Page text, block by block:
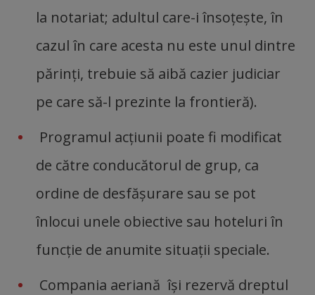
la notariat; adultul care-i însoţeşte, în
cazul în care acesta nu este unul dintre
părinţi, trebuie să aibă cazier judiciar
pe care să-l prezinte la frontieră).
Programul acţiunii poate fi modificat
de către conducătorul de grup, ca
ordine de desfăşurare sau se pot
înlocui unele obiective sau hoteluri în
funcţie de anumite situaţii speciale.
Compania aeriană îşi rezervă dreptul